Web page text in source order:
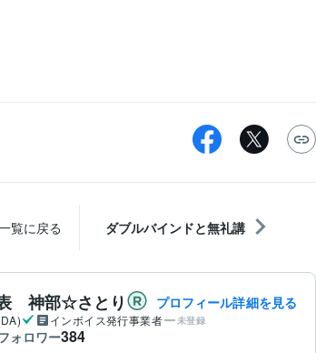
覧に戻る ダブルバインドと無礼講
神部☆さとり プロフィール詳細を見る
インボイス発行事業者 未登録
ォロワー384